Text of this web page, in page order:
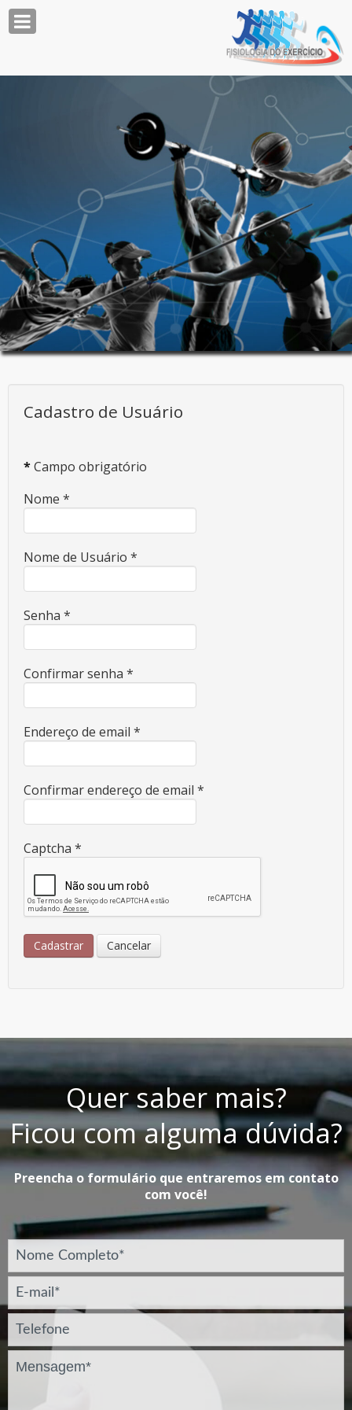
Cadastro de Usuário
*Campo obrigatório
Nome *
Nome de Usuário *
Senha *
Confirmar senha *
Endereço de email *
Confirmar endereço de email *
Captcha *
Cadastrar Cancelar
Quer saber mais?
Ficou com alguma dúvida?
Preencha o formulário que entraremos em contato
com você!